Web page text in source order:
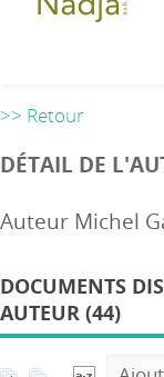
>> Retour
DÉTAIL DE
Auteur Michel
DOCUMENTS
AUTEUR (44)